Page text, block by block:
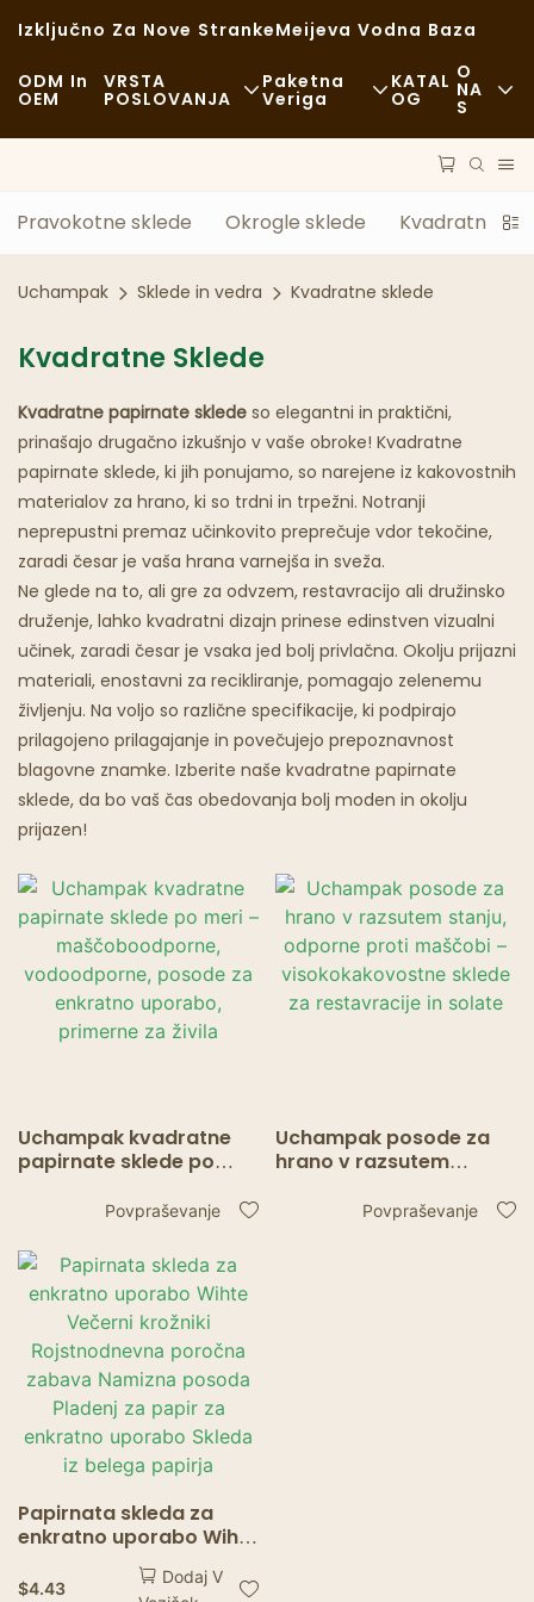
Izključno Za Nove StrankeMeijeva Vodna Baza
ODM In
OEM
VRSTA
POSLOVANJA
Fina Kulinarika
Bife
Tovornjaki S Hrano
Pekarna
Mastna Žlica
Restavracije Z Duhovi
Paketna
Veriga
Postopek
KATAL
OG
O
NA
S
Novice
Primeri
FAQS
Pravokotne sklede Okrogle sklede Kvadratne
Uchampak Sklede in vedra Kvadratne sklede
Kvadratne Sklede
Kvadratne papirnate sklede so elegantni in praktični,
prinašajo drugačno izkušnjo v vaše obroke! Kvadratne
papirnate sklede, ki jih ponujamo, so narejene iz kakovostnih
materialov za hrano, ki so trdni in trpežni. Notranji
neprepustni premaz učinkovito preprečuje vdor tekočine,
zaradi česar je vaša hrana varnejša in sveža.
Ne glede na to, ali gre za odvzem, restavracijo ali družinsko
druženje, lahko kvadratni dizajn prinese edinstven vizualni
učinek, zaradi česar je vsaka jed bolj privlačna. Okolju prijazni
materiali, enostavni za recikliranje, pomagajo zelenemu
življenju. Na voljo so različne specifikacije, ki podpirajo
prilagojeno prilagajanje in povečujejo prepoznavnost
blagovne znamke. Izberite naše kvadratne papirnate
sklede, da bo vaš čas obedovanja bolj moden in okolju
prijazen!
Uchampak kvadratne
papirnate sklede po
maščoboodporne,
za enkratno uporabo,
primerne za živila
Povpraševanje
Uchampak posode za
hrano v razsutem
maščobi –Povpraševanje
Papirnata skleda za
enkratno uporabo Wihte
Večerni krožniki
Rojstnodnevna poročna
$4.43
Dodaj V